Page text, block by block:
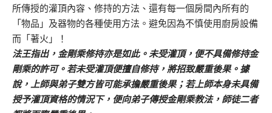
所傳授的灌頂內容、修持的方法、還有每一個房間內所有的
「物品」及器物的各種使用方法。避免因為不慎使用廚房設備
而「著火」！
法王指出，金剛乘修持亦是如此。未受灌頂，便不具備修持金
剛乘的許可。若未受灌頂便擅自修持，將招致嚴重後果。據
說，上師與弟子雙方皆可能承擔嚴重後果；若上師本身未具備
授予灌頂資格的情況下，便向弟子傳授金剛乘教法，師徒二者